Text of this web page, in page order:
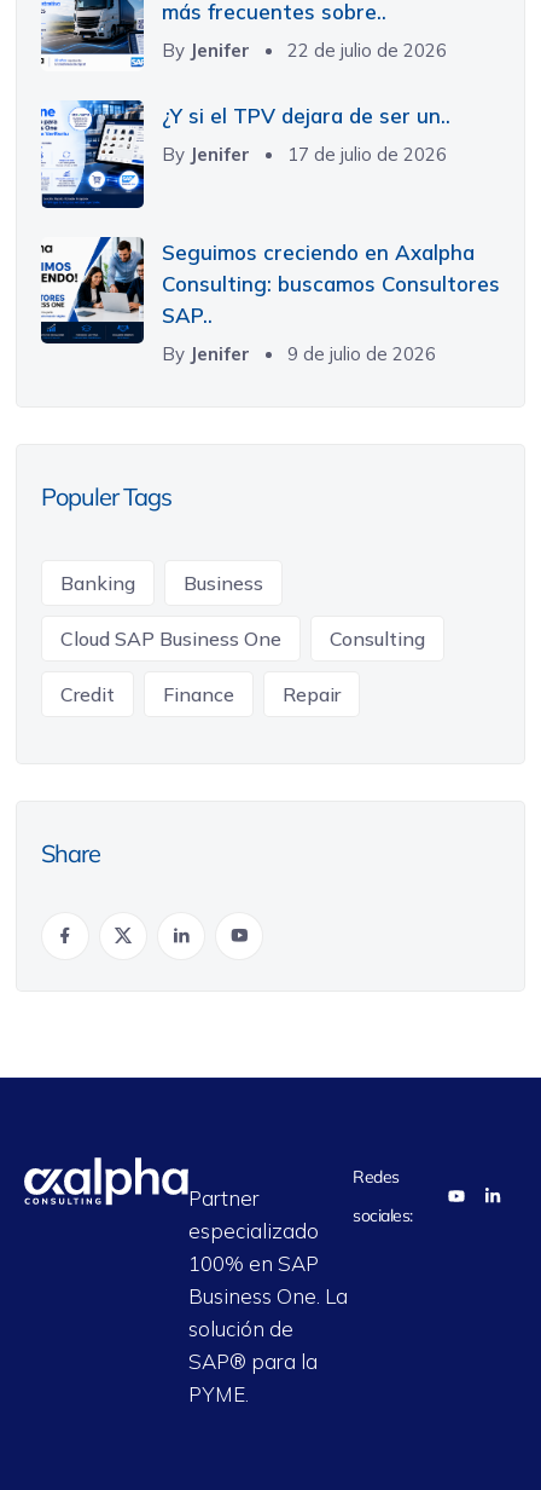
más frecuentes sobre..
By Jenifer 22 de julio de 2026
¿Y si el TPV dejara de ser un..
By Jenifer 17 de julio de 2026
Seguimos creciendo en Axalpha
Consulting: buscamos Consultores
SAP..
By Jenifer 9 de julio de 2026
Populer Tags
Banking Business
Cloud SAP Business One Consulting
Credit Finance Repair
Share
Partner
especializado
100% en SAP
Business One. La
solución de
SAP® para la
PYME.
Redes
sociales: